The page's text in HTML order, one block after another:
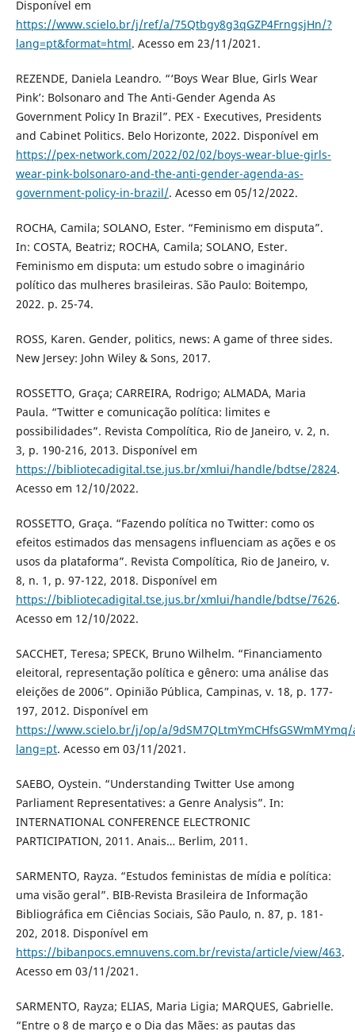
Disponível em
https://www.scielo.br/j/ref/a/75Qtbgy8g3qGZP4FrngsjHn/?
lang=pt&format=html. Acesso em 23/11/2021.
REZENDE, Daniela Leandro. “‘Boys Wear Blue, Girls Wear
Pink’: Bolsonaro and The Anti-Gender Agenda As
Government Policy In Brazil”. PEX - Executives, Presidents
and Cabinet Politics. Belo Horizonte, 2022. Disponível em
https://pex-network.com/2022/02/02/boys-wear-blue-girls-
wear-pink-bolsonaro-and-the-anti-gender-agenda-as-
government-policy-in-brazil/. Acesso em 05/12/2022.
ROCHA, Camila; SOLANO, Ester. “Feminismo em disputa”.
In: COSTA, Beatriz; ROCHA, Camila; SOLANO, Ester.
Feminismo em disputa: um estudo sobre o imaginário
político das mulheres brasileiras. São Paulo: Boitempo,
2022. p. 25-74.
ROSS, Karen. Gender, politics, news: A game of three sides.
New Jersey: John Wiley & Sons, 2017.
ROSSETTO, Graça; CARREIRA, Rodrigo; ALMADA, Maria
Paula. “Twitter e comunicação política: limites e
possibilidades”. Revista Compolítica, Rio de Janeiro, v. 2, n.
3, p. 190-216, 2013. Disponível em
https://bibliotecadigital.tse.jus.br/xmlui/handle/bdtse/2824.
Acesso em 12/10/2022.
ROSSETTO, Graça. “Fazendo política no Twitter: como os
efeitos estimados das mensagens influenciam as ações e os
usos da plataforma”. Revista Compolítica, Rio de Janeiro, v.
8, n. 1, p. 97-122, 2018. Disponível em
https://bibliotecadigital.tse.jus.br/xmlui/handle/bdtse/7626.
Acesso em 12/10/2022.
SACCHET, Teresa; SPECK, Bruno Wilhelm. “Financiamento
eleitoral, representação política e gênero: uma análise das
eleições de 2006”. Opinião Pública, Campinas, v. 18, p. 177-
197, 2012. Disponível em
https://www.scielo.br/j/op/a/
lang=pt. Acesso em 03/11/2021.
SAEBO, Oystein. “Understanding Twitter Use among
Parliament Representatives: a Genre Analysis”. In:
INTERNATIONAL CONFERENCE ELECTRONIC
PARTICIPATION, 2011. Anais… Berlim, 2011.
SARMENTO, Rayza. “Estudos feministas de mídia e política:
uma visão geral”. BIB-Revista Brasileira de Informação
Bibliográfica em Ciências Sociais, São Paulo, n. 87, p. 181-
202, 2018. Disponível em
https://bibanpocs.emnuvens.com.br/revista/article/view/463.
Acesso em 03/11/2021.
SARMENTO, Rayza; ELIAS, Maria Ligia; MARQUES, Gabrielle.
“Entre o 8 de março e o Dia das Mães: as pautas das